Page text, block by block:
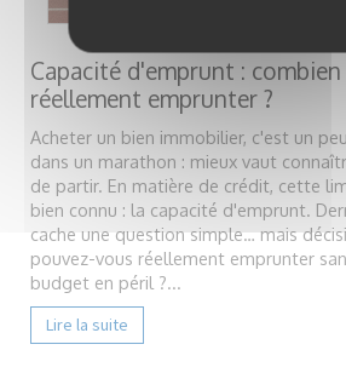
Capacité d'emprunt :
réellement emprunter ?
Acheter un bien immobilier, c'est un
dans un marathon : mieux vaut
de partir. En matière de crédit, cette
bien connu : la capacité d'emprunt.
cache une question simple… mais
pouvez-vous réellement emprunter
budget en péril ?...
Lire la suite